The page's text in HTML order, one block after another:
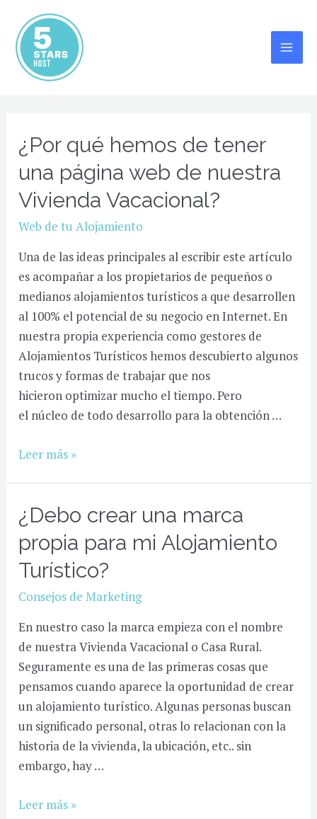
contenido
¿Por qué hemos de tener
una página web de nuestra
Vivienda Vacacional?
Web de tu Alojamiento
Una de las ideas principales al escribir este artículo
es acompañar a los propietarios de pequeños o
medianos alojamientos turísticos a que desarrollen
al 100% el potencial de su negocio en Internet. En
nuestra propia experiencia como gestores de
Alojamientos Turísticos hemos descubierto algunos
trucos y formas de trabajar que nos
hicieron optimizar mucho el tiempo. Pero
el núcleo de todo desarrollo para la obtención …
¿Por
de
una
página
web
nuestra
Vivienda
Vacacional?
Leer más »
¿Debo crear una marca
propia para mi Alojamiento
Turístico?
Consejos de Marketing
En nuestro caso la marca empieza con el nombre
de nuestra Vivienda Vacacional o Casa Rural.
Seguramente es una de las primeras cosas que
pensamos cuando aparece la oportunidad de crear
un alojamiento turístico. Algunas personas buscan
un significado personal, otras lo relacionan con la
historia de la vivienda, la ubicación, etc.. sin
embargo, hay …
¿Debo
Leer más »